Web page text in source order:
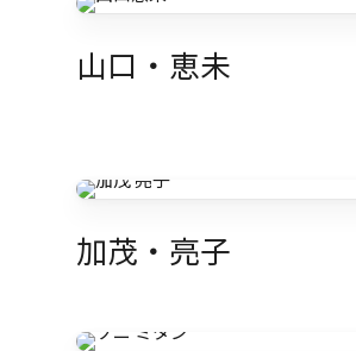
山口・恵未
加茂・亮子